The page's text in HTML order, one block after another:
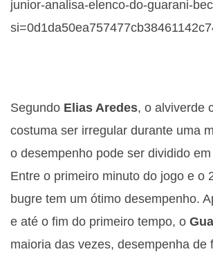
junior-analisa-elenco-do-guarani-
Segundo Elias Aredes, o alviverde
costuma ser irregular durante uma
o desempenho pode ser dividido
Entre o primeiro minuto do jogo e o
bugre tem um ótimo desempenho.
e até o fim do primeiro tempo, o
maioria das vezes, desempenha de